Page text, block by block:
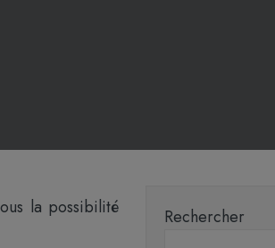
la possibilité
Rechercher